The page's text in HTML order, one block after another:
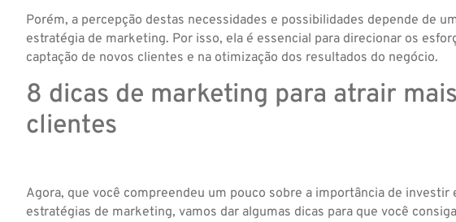
Porém, a percepção destas necessidades e possibilidades depende de
estratégia de marketing. Por isso, ela é essencial para direcionar os
captação de novos clientes e na otimização dos resultados do negócio.
8 dicas de marketing para atrair mais
clientes
Agora, que você compreendeu um pouco sobre a importância de investir
estratégias de marketing, vamos dar algumas dicas para que você